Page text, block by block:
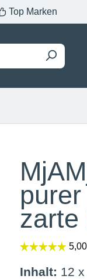
Top Marken
zarte
Inhalt: 12